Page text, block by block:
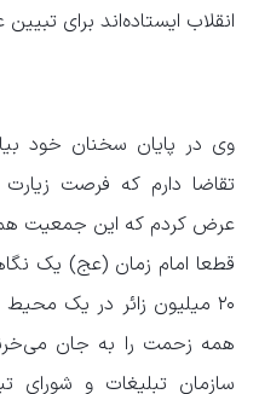
انقلاب ایستاده‌اند برای
وی در پایان سخنان خود
تقاضا دارم که فرصت زیارت
عرض کردم که این جمعیت
قطعا امام زمان (عج) یک
۲۰ میلیون زائر در یک
همه زحمت را به جان
سازمان تبلیغات و شورای